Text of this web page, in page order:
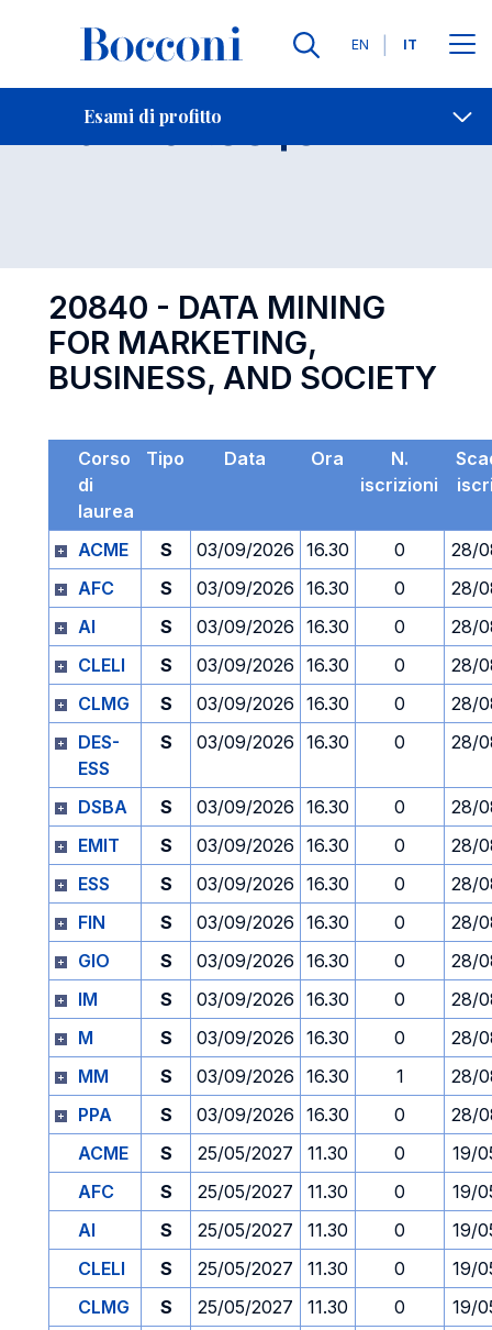
Lingue
EN IT
Esami di profitto
Contatti
Esame 20840 Open
20840 - DATA MINING
FOR MARKETING,
BUSINESS, AND SOCIETY
Corso
di
laurea
Tipo Data Ora
N.
iscrizioni
ACME S 03/09/2026 16.30 0
28/
AFC
S 03/09/2026 16.30 0
28/
AI
S 03/09/2026 16.30 0
28/
CLELI
S 03/09/2026 16.30 0
28/
CLMG
S 03/09/2026 16.30 0
28/
DES-
ESS
S 03/09/2026 16.30 0 28/
DSBA S 03/09/2026 16.30 0
28/
EMIT
S 03/09/2026 16.30 0
28/
ESS
S 03/09/2026 16.30 0
28/
FIN
S 03/09/2026 16.30 0
28/
GIO
S 03/09/2026 16.30 0
28/
IM
S 03/09/2026 16.30 0
28/
M
S 03/09/2026 16.30 0
28/
MM
S 03/09/2026 16.30 1
28/
PPA
S 03/09/2026 16.30 0
28/
ACME
S 25/05/2027 11.30 0
19/
AFC
S 25/05/2027 11.30 0
19/
AI
S 25/05/2027 11.30 0
19/
CLELI
S 25/05/2027 11.30 0
19/
CLMG
S 25/05/2027 11.30 0
19/